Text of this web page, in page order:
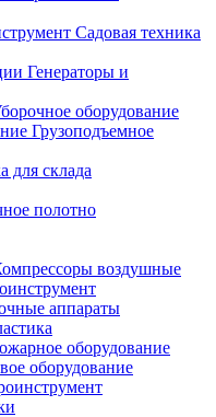
Садовая техника
Генераторы и
оборудование
Грузоподъемное
для склада
полотно
воздушные
аппараты
оборудование
оборудование